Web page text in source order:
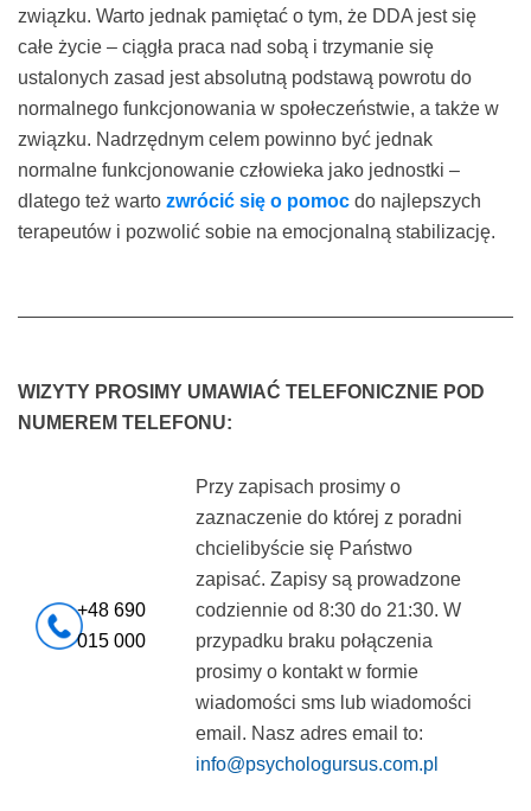
związku. Warto jednak pamiętać o tym, że DDA jest się
całe życie – ciągła praca nad sobą i trzymanie się
ustalonych zasad jest absolutną podstawą powrotu do
normalnego funkcjonowania w społeczeństwie, a także w
związku. Nadrzędnym celem powinno być jednak
normalne funkcjonowanie człowieka jako jednostki –
dlatego też warto zwrócić się o pomoc do najlepszych
terapeutów i pozwolić sobie na emocjonalną stabilizację.
WIZYTY PROSIMY UMAWIAĆ TELEFONICZNIE POD
NUMEREM TELEFONU:
+48 690
015 000
Przy zapisach prosimy o
zaznaczenie do której z poradni
chcielibyście się Państwo
zapisać. Zapisy są prowadzone
codziennie od 8:30 do 21:30. W
przypadku braku połączenia
prosimy o kontakt w formie
wiadomości sms lub wiadomości
email. Nasz adres email to:
info@psychologursus.com.pl